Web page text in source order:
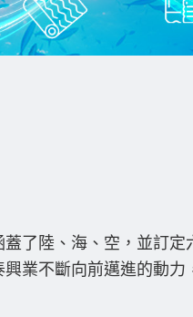
了陸、海、空，並訂
業不斷向前邁進的動